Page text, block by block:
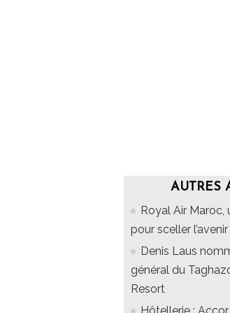
AUTRES
Royal Air Maroc,
pour sceller l’avenir
Denis Laus
général du
Resort